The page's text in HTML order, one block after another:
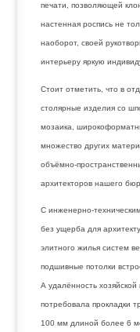
печати, позволяющей
настенная роспись не
наоборот, своей
интерьеру яркую
Стоит отметить, что в
столярные изделия со
мозаика,
множество других
объёмно-
архитекторов нашего
С инженерно-
без ущерба для
элитного жилья систем
подшивные потолки
А удалённость
потребовала прокладки
100 мм длиной более 6